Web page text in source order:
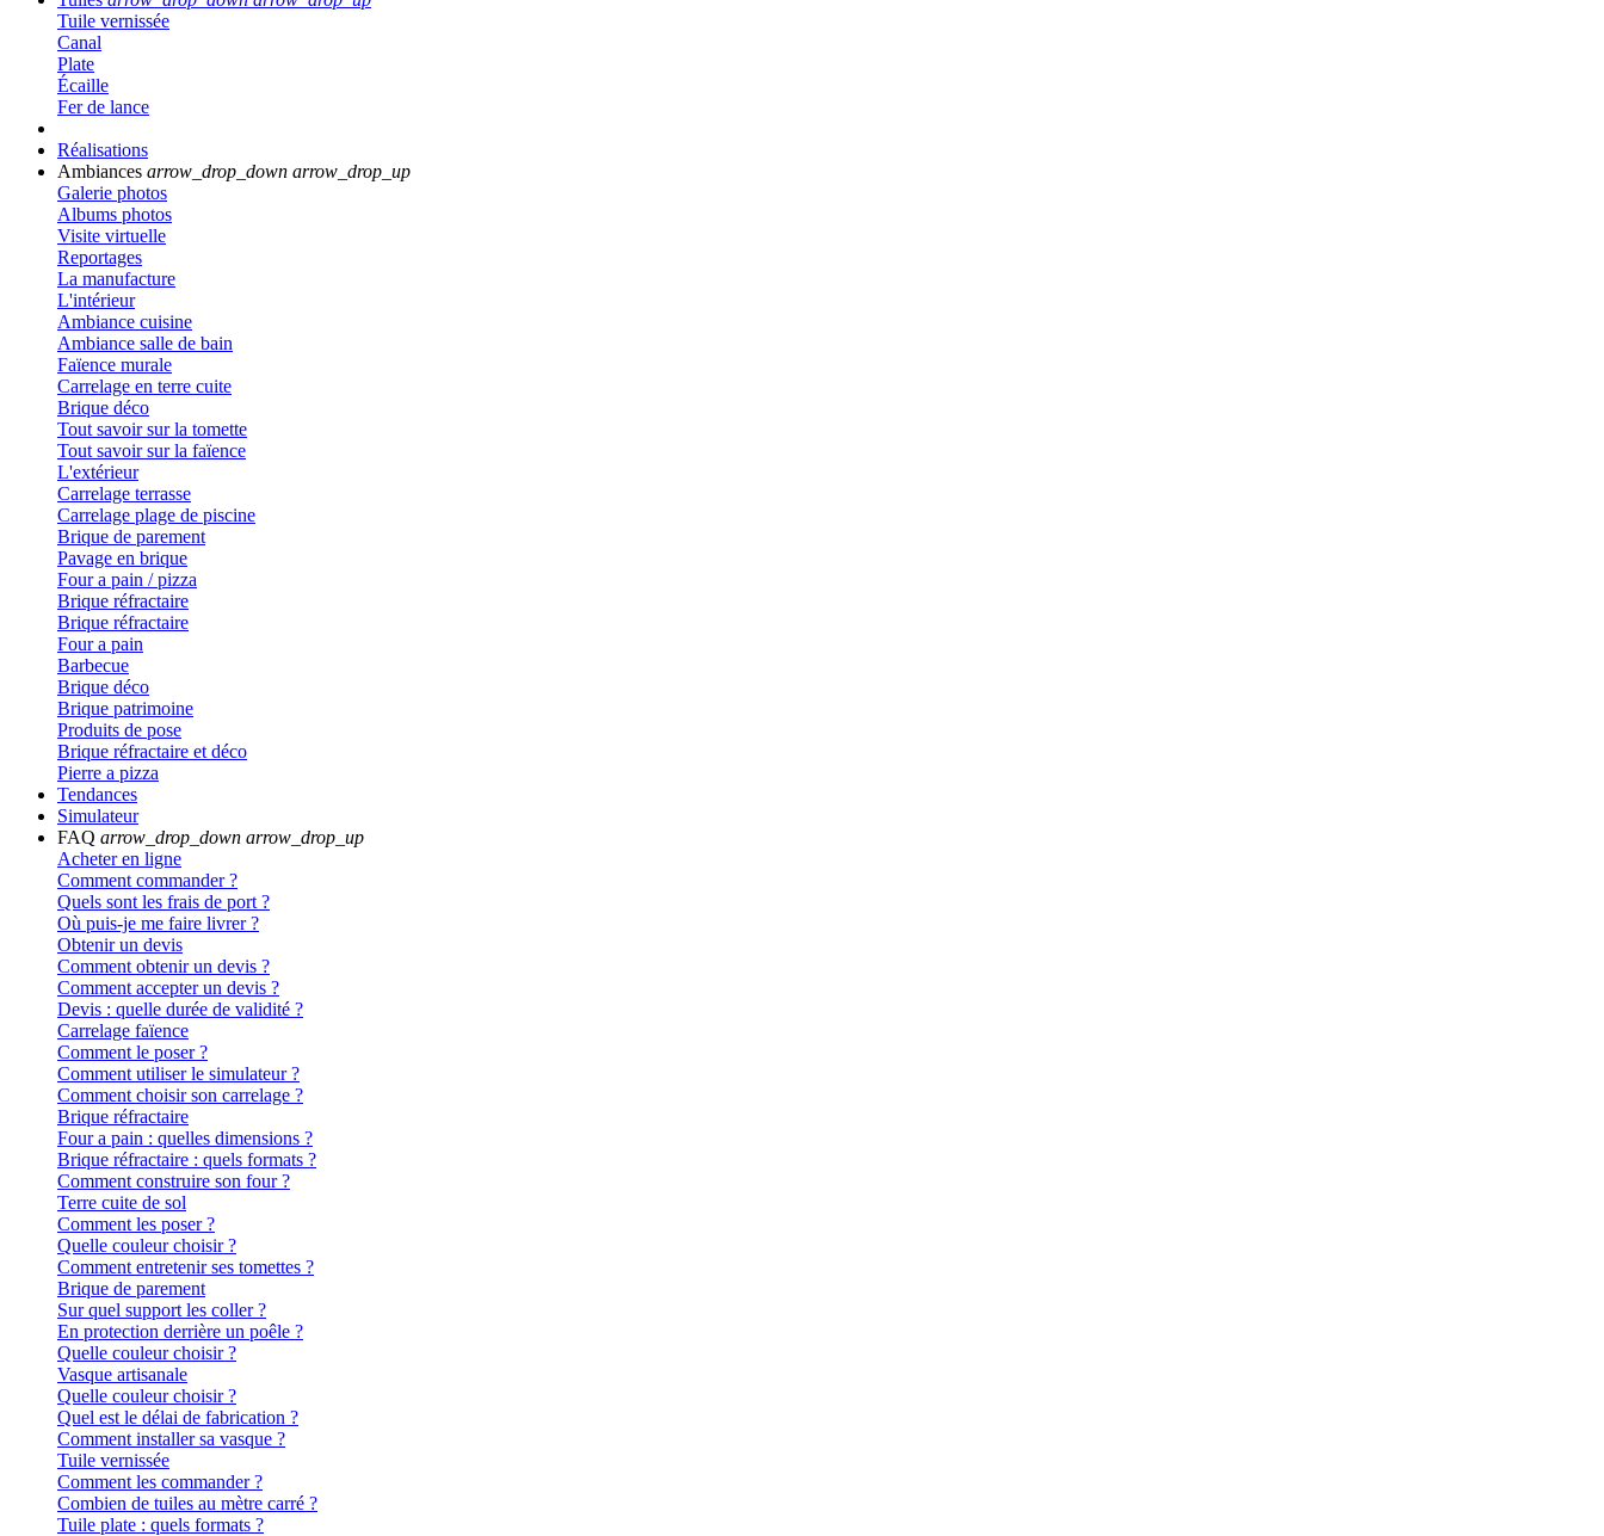
Tuile vernissée
Canal
Plate
Écaille
Fer de lance
Réalisations
Ambiances arrow_drop_down arrow_drop_up
Galerie photos
Albums photos
Visite virtuelle
Reportages
La manufacture
L'intérieur
Ambiance cuisine
Ambiance salle de bain
Faïence murale
Carrelage en terre cuite
Brique déco
Tout savoir sur la tomette
Tout savoir sur la faïence
L'extérieur
Carrelage terrasse
Carrelage plage de piscine
Brique de parement
Pavage en brique
Four a pain / pizza
Brique réfractaire
Brique réfractaire
Four a pain
Barbecue
Brique déco
Brique patrimoine
Produits de pose
Brique réfractaire et déco
Pierre a pizza
Tendances
Simulateur
FAQ arrow_drop_down arrow_drop_up
Acheter en ligne
Comment commander ?
Quels sont les frais de port ?
Où puis-je me faire livrer ?
Obtenir un devis
Comment obtenir un devis ?
Comment accepter un devis ?
Devis : quelle durée de validité ?
Carrelage faïence
Comment le poser ?
Comment utiliser le simulateur ?
Comment choisir son carrelage ?
Brique réfractaire
Four a pain : quelles dimensions ?
Brique réfractaire : quels formats ?
Comment construire son four ?
Terre cuite de sol
Comment les poser ?
Quelle couleur choisir ?
Comment entretenir ses tomettes ?
Brique de parement
Sur quel support les coller ?
En protection derrière un poêle ?
Quelle couleur choisir ?
Vasque artisanale
Quelle couleur choisir ?
Quel est le délai de fabrication ?
Comment installer sa vasque ?
Tuile vernissée
Comment les commander ?
Combien de tuiles au mètre carré ?
Tuile plate : quels formats ?